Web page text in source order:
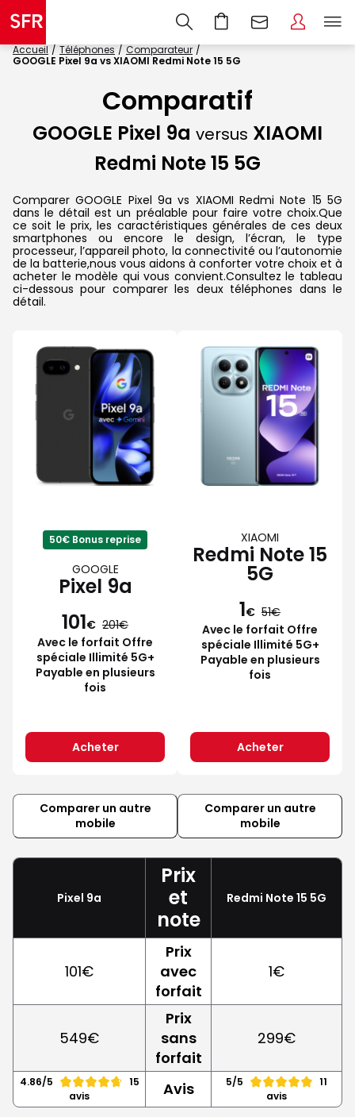
Accueil Téléphones
Comparateur
GOOGLE Pixel 9a vs XIAOMI Redmi Note 15 5G
Comparatif
GOOGLE Pixel 9a versus XIAOMI
Redmi Note 15 5G
Comparer GOOGLE Pixel 9a vs XIAOMI Redmi Note 15 5G
dans le détail est un préalable pour faire votre choix.Que
ce soit le prix, les caractéristiques générales de ces deux
smartphones ou encore le design, l’écran, le type
processeur, l’appareil photo, la connectivité ou l’autonomie
de la batterie,nous vous aidons à conforter votre choix et à
acheter le modèle qui vous convient.Consultez le tableau
ci-dessous pour comparer les deux téléphones dans le
détail.
50€ Bonus reprise
GOOGLE
Pixel 9a
101€ 201
Avec le forfait Offre
spéciale Illimité 5G+
Payable en plusieurs
fois
Acheter
XIAOMI
Redmi Note 15
5G
1€ 51
Avec le forfait Offre
spéciale Illimité 5G+
Payable en plusieurs
fois
Acheter
Comparer un autre
mobile
Comparer un autre
mobile
Pixel 9a
Prix
et
note
Redmi Note 15 5G
101€
Prix
avec
forfait
1€
549€
Prix
sans
forfait
299€
4.86/5
15
avis
Avis 5/5
11
avis